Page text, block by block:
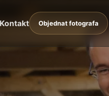
Kontakt Objednat fotografa